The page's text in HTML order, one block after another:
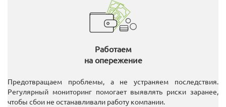
Работаем
на опережение
Предотвращаем проблемы, а не устраняем последствия.
Регулярный мониторинг помогает выявлять риски заранее,
чтобы сбои не останавливали работу компании.